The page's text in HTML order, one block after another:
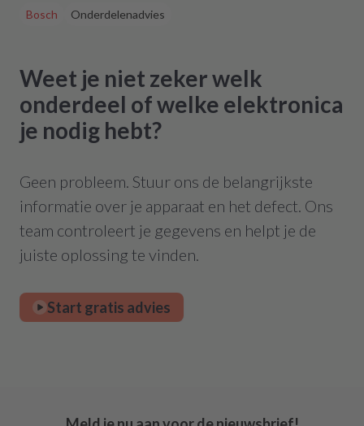
Bosch Onderdelenadvies
Weet je niet zeker welk
onderdeel of welke elektronica
je nodig hebt?
Geen probleem. Stuur ons de belangrijkste
informatie over je apparaat en het defect. Ons
team controleert je gegevens en helpt je de
juiste oplossing te vinden.
Start gratis advies